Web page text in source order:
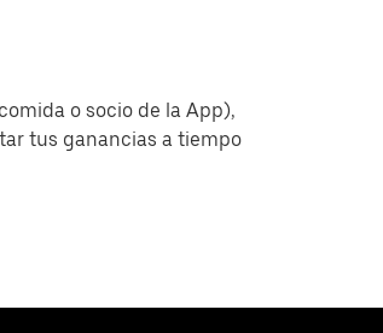
o socio de la App),
tus ganancias a tiempo